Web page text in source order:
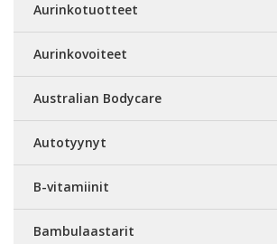
Aurinkotuotteet
Aurinkovoiteet
Australian Bodycare
Autotyynyt
B-vitamiinit
Bambulaastarit